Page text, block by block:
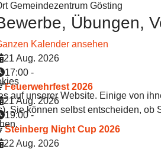
Gemeindezentrum Gösting
Übungen,
Kalender ansehen
21 Aug. 2026
17:00 -
Feuerwehrfest 2026
21 Aug. 2026
19:00-
Steinberg Night Cup 2026
22 Aug. 2026
auf unserer Website. Einige von
Sie können selbst entscheiden,